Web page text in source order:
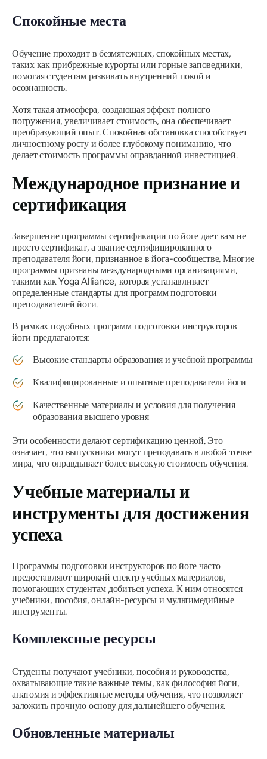
Спокойные места
Обучение проходит в безмятежных, спокойных местах,
таких как прибрежные курорты или горные заповедники,
помогая студентам развивать внутренний покой и
осознанность.
Хотя такая атмосфера, создающая эффект полного
погружения, увеличивает стоимость, она обеспечивает
преобразующий опыт. Спокойная обстановка способствует
личностному росту и более глубокому пониманию, что
делает стоимость программы оправданной инвестицией.
Международное признание и
сертификация
Завершение программы сертификации по йоге дает вам не
просто сертификат, а звание сертифицированного
преподавателя йоги, признанное в йога-сообществе. Многие
программы признаны международными организациями,
такими как Yoga Alliance, которая устанавливает
определенные стандарты для программ подготовки
преподавателей йоги.
В рамках подобных программ подготовки инструкторов
йоги предлагаются:
Высокие стандарты образования и учебной программы
Квалифицированные и опытные преподаватели йоги
Качественные материалы и условия для получения
образования высшего уровня
Эти особенности делают сертификацию ценной. Это
означает, что выпускники могут преподавать в любой точке
мира, что оправдывает более высокую стоимость обучения.
Учебные материалы и
инструменты для достижения
успеха
Программы подготовки инструкторов по йоге часто
предоставляют широкий спектр учебных материалов,
помогающих студентам добиться успеха. К ним относятся
учебники, пособия, онлайн-ресурсы и мультимедийные
инструменты.
Комплексные ресурсы
Студенты получают учебники, пособия и руководства,
охватывающие такие важные темы, как философия йоги,
анатомия и эффективные методы обучения, что позволяет
заложить прочную основу для дальнейшего обучения.
Обновленные материалы